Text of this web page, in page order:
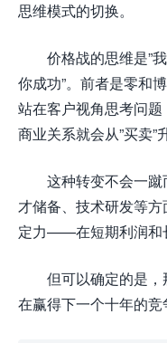
思维模式的切换。
价格战的思维是”
你成功”。前者是零和
站在客户视角思考问题
商业关系就会从”买卖”
这种转变不会一蹴
才储备、技术研发等
定力——在短期利润和
但可以确定的是
在赢得下一个十年的竞